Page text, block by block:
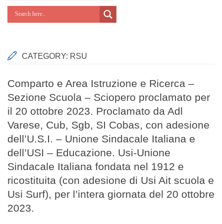
Lab Green
Potenziamoci
CATEGORY: RSU
Comparto e Area Istruzione e Ricerca –
Sezione Scuola – Sciopero proclamato per
il 20 ottobre 2023. Proclamato da Adl
Varese, Cub, Sgb, SI Cobas, con adesione
dell’U.S.I. – Unione Sindacale Italiana e
dell’USI – Educazione. Usi-Unione
Sindacale Italiana fondata nel 1912 e
ricostituita (con adesione di Usi Ait scuola e
Usi Surf), per l’intera giornata del 20 ottobre
2023.